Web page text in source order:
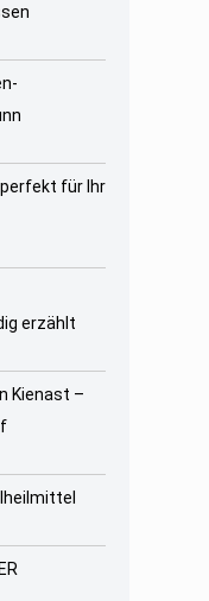
für Ihr
erzählt
Kienast –